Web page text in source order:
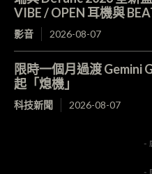
VIBE / OPEN 耳機與
影音 2026-08-07
限時一個月過渡 Gemini
起「熄機」
科技新聞 2026-08-07
-
-